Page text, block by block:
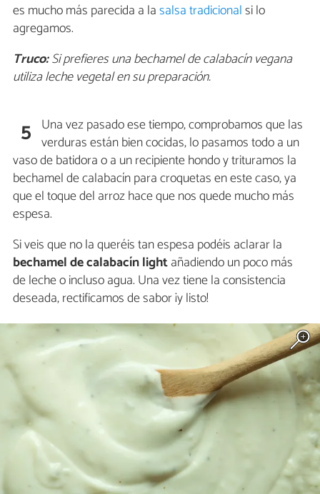
es mucho más parecida a lasalsa tradicionalsi lo
agregamos.
Truco:Si prefieres una bechamel de calabacín vegana
utiliza leche vegetal en su preparación.
5 Una vez pasado ese tiempo, comprobamos que las
verduras están bien cocidas, lo pasamos todo a un
vaso de batidora o a un recipiente hondo y trituramos la
bechamel de calabacín para croquetas en este caso, ya
que el toque del arroz hace que nos quede mucho más
espesa.
Si veis que no la queréis tan espesa podéis aclarar la
bechamel de calabacín lightañadiendo un poco más
de leche o incluso agua. Una vez tiene la consistencia
deseada, rectificamos de sabor ¡y listo!